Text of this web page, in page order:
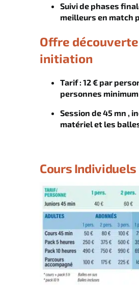
Suivi de phases
meilleurs en match
Offre découverte
initiation
Tarif : 12 € par
personnes minimum
Session de 45 mn ,
matériel et les
Cours Individuels